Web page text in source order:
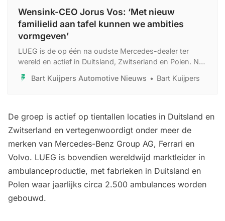
Wensink-CEO Jorus Vos: ‘Met nieuw
familielid aan tafel kunnen we ambities
vormgeven’
LUEG is de op één na oudste Mercedes-dealer ter
wereld en actief in Duitsland, Zwitserland en Polen. Net
als Wensink stopte ook LUEG met Stellantis. “Het DNA
van LUEG sluit perfect aan op dat van Wensink. Zij
Bart Kuijpers Automotive Nieuws Bart Kuijpers
De groep is actief op tientallen locaties in Duitsland en
Zwitserland en vertegenwoordigt onder meer de
merken van Mercedes-Benz Group AG, Ferrari en
Volvo. LUEG is bovendien wereldwijd marktleider in
ambulanceproductie, met fabrieken in Duitsland en
Polen waar jaarlijks circa 2.500 ambulances worden
gebouwd.